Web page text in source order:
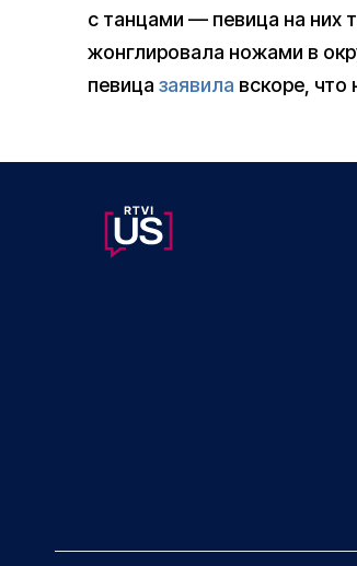
с танцами — певица на них
жонглировала ножами в
певица заявила вскоре,